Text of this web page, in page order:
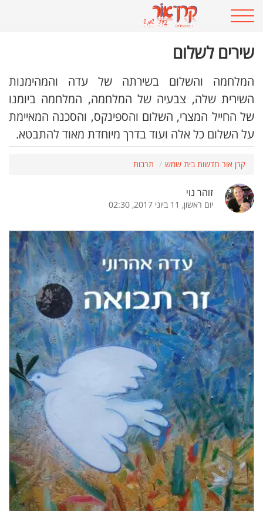
שירים לשלום
המלחמה והשלום בשירתה של עדה והמהימנות
השירית שלה, צבעיה של המלחמה, המלחמה ביומנו
של החייל המצרי, השלום והספינקס, והסכנה המאיימת
על השלום כל אלה ועוד בדרך מיוחדת מאוד להתבטא.
קרן אור חדשות בית שמש תרבות
זוהר נוי
יום ראשון, 11 ביוני 2017, 02:30